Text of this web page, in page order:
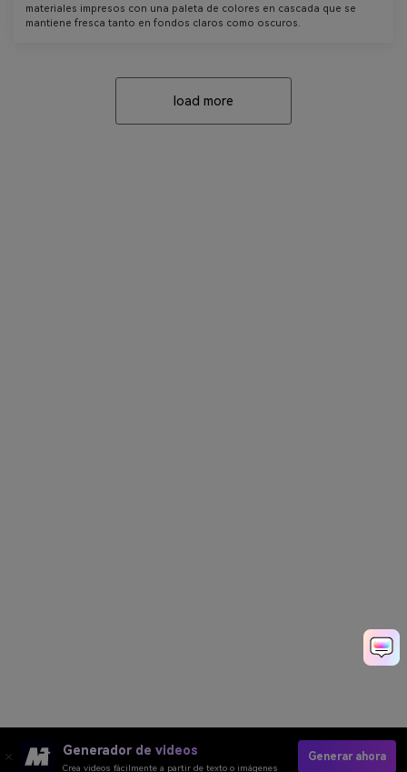
materiales impresos con una paleta de colores en cascada que se
mantiene fresca tanto en fondos claros como oscuros.
load more
Generador de videos
Crea videos fácilmente a partir de texto o imágenes
Generar ahora